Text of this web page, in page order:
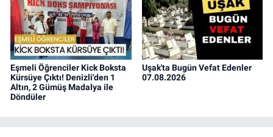
Eşmeli Öğrenciler Kick Boksta
Kürsüye Çıktı! Denizli'den 1
Altın, 2 Gümüş Madalya ile
Döndüler
Uşak'ta Bugün Vefat Edenler
07.08.2026